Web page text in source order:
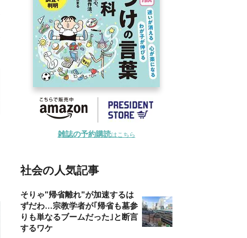
雑誌の予約購読はこちら
社会の人気記事
そりゃ"帰省離れ"が加速するは
ずだわ…宗教学者が｢帰省も墓参
りも単なるブームだった｣と断言
するワケ